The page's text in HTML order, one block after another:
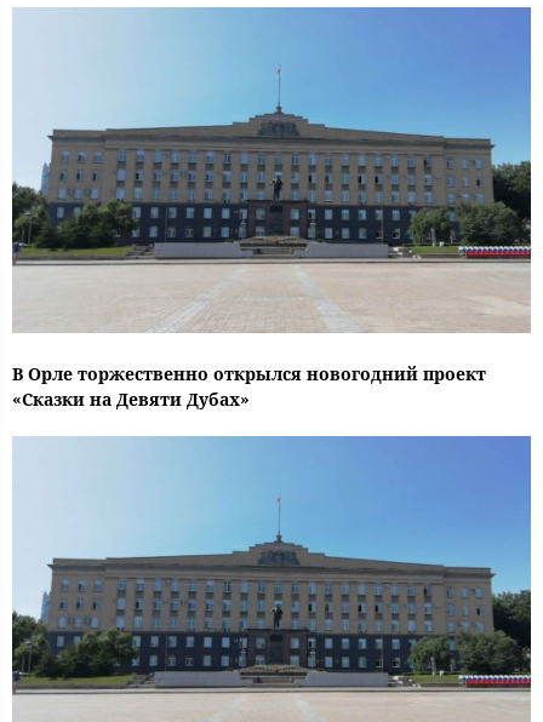
В Орле торжественно открылся новогодний проект
«Сказки на Девяти Дубах»